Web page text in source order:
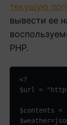
текущую
вывести ее
PHP.
<?
$url =
$contents